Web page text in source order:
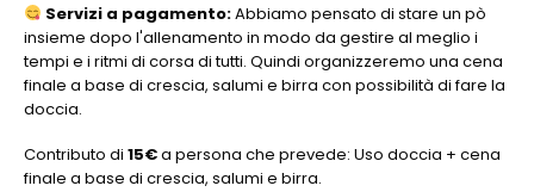
Servizi a pagamento:Abbiamo pensato di stare un pò
insieme dopo l'allenamento in modo da gestire al meglio i
tempi e i ritmi di corsa di tutti. Quindi organizzeremo una cena
finale a base di crescia, salumi e birra con possibilità di fare la
doccia.
Contributo di 15€a persona che prevede: Uso doccia + cena
finale a base di crescia, salumi e birra.